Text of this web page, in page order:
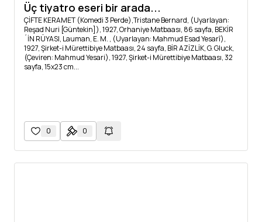
Üç tiyatro eseri bir arada...
ÇİFTE KERAMET (Komedi 3 Perde),Tristane Bernard, (Uyarlayan:
Reşad Nuri [Güntekin]), 1927, Orhaniye Matbaası, 86 sayfa, BEKİR
´İN RÜYASI, Lauman, E. M. , (Uyarlayan: Mahmud Esad Yesarî),
1927, Şirket-i Mürettibiye Matbaası, 24 sayfa, BİR AZİZLİK, G. Gluck,
(Çeviren: Mahmud Yesari), 1927, Şirket-i Mürettibiye Matbaası, 32
sayfa, 15x23 cm...
0 0